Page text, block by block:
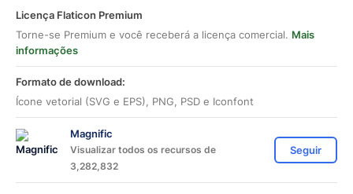
Licença Flaticon Premium
Torne-se Premium e você receberá a licença comercial. Mais
informações
Formato de download:
Ícone vetorial (SVG e EPS), PNG, PSD e Iconfont
Magnific
Visualizar todos os recursos de
3,282,832
Seguir